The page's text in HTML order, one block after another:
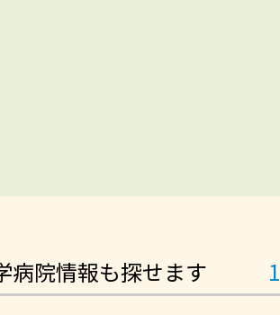
病院情報も探せます 1